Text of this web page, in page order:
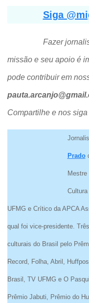
Siga
Fazer
missão e seu apoio é
pode contribuir em
Compartilhe e nos
Prado
UFMG e Crítico da APCA
qual foi vice-presidente.
culturais do Brasil pelo
Record, Folha, Abril,
Brasil, TV UFMG e O
Prêmio Jabuti, Prêmio do